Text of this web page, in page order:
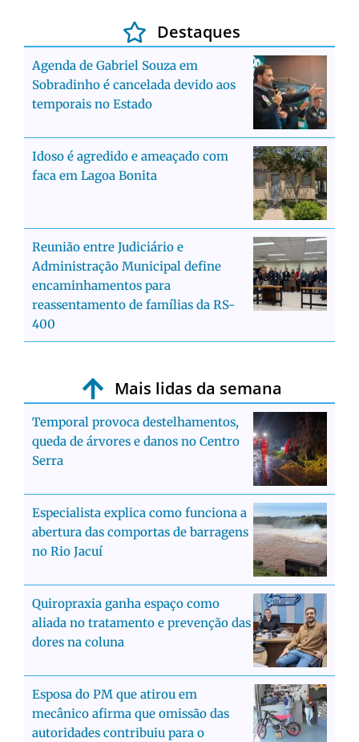
Destaques
Agenda de Gabriel Souza em
Sobradinho é cancelada devido aos
temporais no Estado
Idoso é agredido e ameaçado com
faca em Lagoa Bonita
Reunião entre Judiciário e
Administração Municipal define
encaminhamentos para
reassentamento de famílias da RS-
400
Mais lidas da semana
Temporal provoca destelhamentos,
queda de árvores e danos no Centro
Serra
Especialista explica como funciona a
abertura das comportas de barragens
no Rio Jacuí
Quiropraxia ganha espaço como
aliada no tratamento e prevenção das
dores na coluna
Esposa do PM que atirou em
mecânico afirma que omissão das
autoridades contribuiu para o